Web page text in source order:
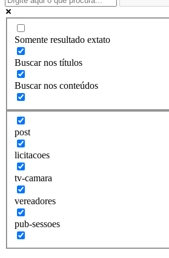
Somente resultado extato
Buscar nos títulos
Buscar nos conteúdos
post
licitacoes
tv-camara
vereadores
pub-sessoes